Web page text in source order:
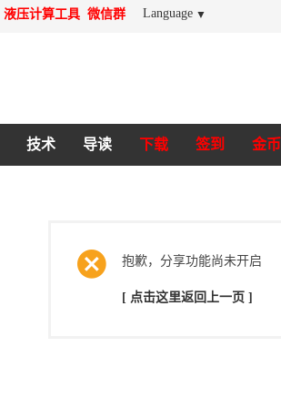
液压计算工具 微信群 Language ▼
技术 导读 下载 签到 金币
抱歉，分享功能尚未开启
[ 点击这里返回上一页 ]